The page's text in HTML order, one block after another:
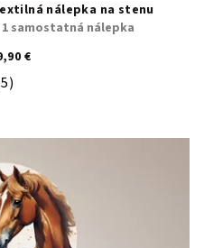
nálepka na stenu
samostatná nálepka
€
Priemerné hodnotenie produktu